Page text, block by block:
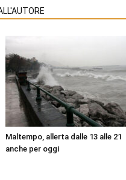
Maltempo, allerta dalle 13 alle 21
anche per oggi